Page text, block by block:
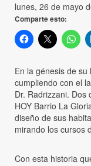
lunes, 26 de mayo
Comparte esto:
En la génesis de
cumpliendo con el
Dr. Radrizzani.
HOY Barrio La
diseño de sus
mirando los cursos
Con esta historia